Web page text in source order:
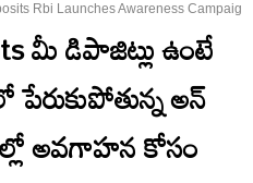
Rbi Launches Awareness
మీ డిపాజిట్లు ఉంటే
అన్
అవ‌గాహ‌న కోసం